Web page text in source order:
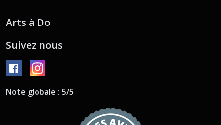
Arts à Do
Suivez nous
Note globale : 5/5